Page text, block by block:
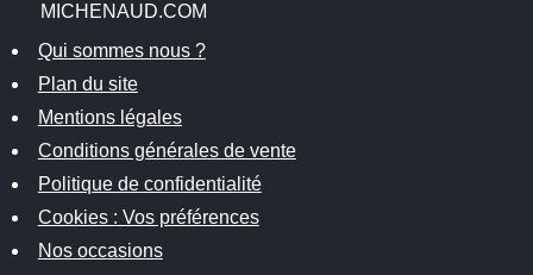
MICHENAUD.COM
Qui sommes nous ?
Plan du site
Mentions légales
Conditions générales de vente
Politique de confidentialité
Cookies : Vos préférences
Nos occasions